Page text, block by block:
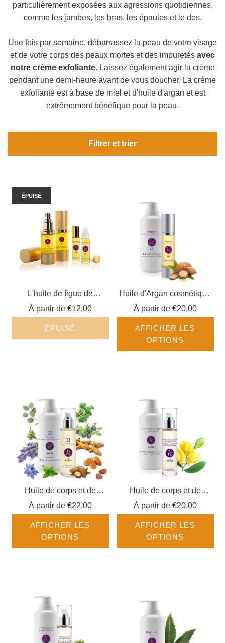
particulièrement exposées aux agressions quotidiennes,
comme les jambes, les bras, les épaules et le dos.
Une fois par semaine, débarrassez la peau de votre visage
et de votre corps des peaux mortes et des impuretés avec
notre crème exfoliante. Laissez également agir la crème
pendant une demi-heure avant de vous doucher. La crème
exfoliante est à base de miel et d'huile d'argan et est
extrêmement bénéfique pour la peau.
Filtrer et trier
ÉPUISÉ
L'huile de figue de
Barbarie
À partir de €12,00
ÉPUISÉ
Huile d'Argan cosmétique
BIO
À partir de €20,00
AFFICHER LES
OPTIONS
Huile de corps et de
massage 11 essences
NATUR
À partir de €22,00
AFFICHER LES
OPTIONS
Huile de corps et de
massage Ylang-Ylang
NATUR
À partir de €20,00
AFFICHER LES
OPTIONS